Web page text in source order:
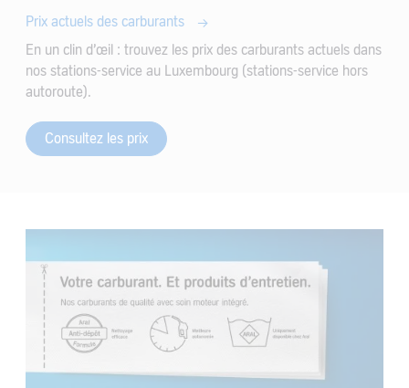
Prix actuels des carburants
En un clin d’œil : trouvez les prix des carburants actuels dans
nos stations-service au Luxembourg (stations-service hors
autoroute).
Consultez les prix